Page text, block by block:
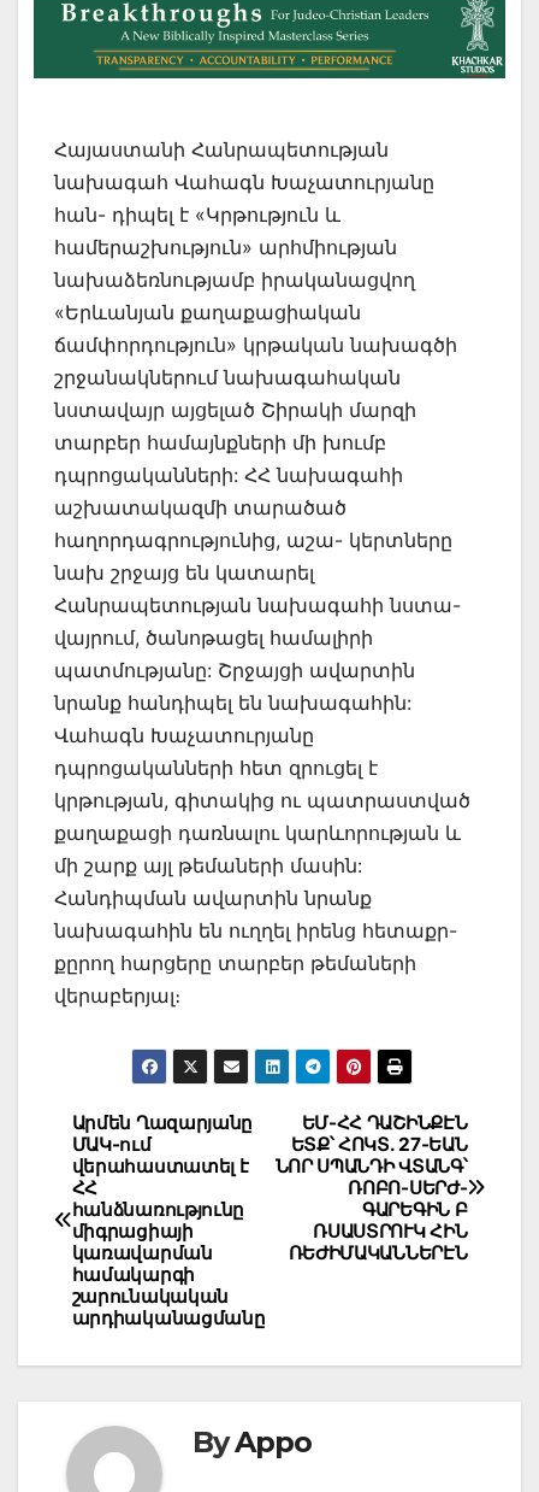
Հայաստանի Հանրապետության
նախագահ Վահագն Խաչատուրյանը
հան- դիպել է «Կրթություն և
համերաշխություն» արհմիության
նախաձեռնությամբ իրականացվող
«Երևանյան քաղաքացիական
ճամփորդություն» կրթական նախագծի
շրջանակներում նախագահական
նստավայր այցելած Շիրակի մարզի
տարբեր համայնքների մի խումբ
դպրոցականների: ՀՀ նախագահի
աշխատակազմի տարածած
հաղորդագրությունից, աշա- կերտները
նախ շրջայց են կատարել
Հանրապետության նախագահի նստա-
վայրում, ծանոթացել համալիրի
պատմությանը: Շրջայցի ավարտին
նրանք հանդիպել են նախագահին:
Վահագն Խաչատուրյանը
դպրոցականների հետ զրուցել է
կրթության, գիտակից ու պատրաստված
քաղաքացի դառնալու կարևորության և
մի շարք այլ թեմաների մասին:
Հանդիպման ավարտին նրանք
նախագահին են ուղղել իրենց հետաքր-
քըրող հարցերը տարբեր թեմաների
վերաբերյալ։
Post
navigation
ԵՄ-ՀՀ ԴԱՇԻՆՔԷՆ
ԵՏՔ՝ ՀՈԿՏ. 27-ԵԱՆ
ՆՈՐ ՍՊԱՆԴԻ ՎՏԱՆԳ՝
ՌՈԲՈ-ՍԵՐԺ-
ԳԱՐԵԳԻՆ Բ
ՌՍԱՍՏՐՈՒԿ ՀԻՆ
ՌԵԺԻՄԱԿԱՆՆԵՐԷՆ
Արմեն Ղազարյանը
ՄԱԿ-ում
վերահաստատել է
ՀՀ
հանձնառությունը
միգրացիայի
կառավարման
համակարգի
շարունակական
արդիականացմանը
ByAppo